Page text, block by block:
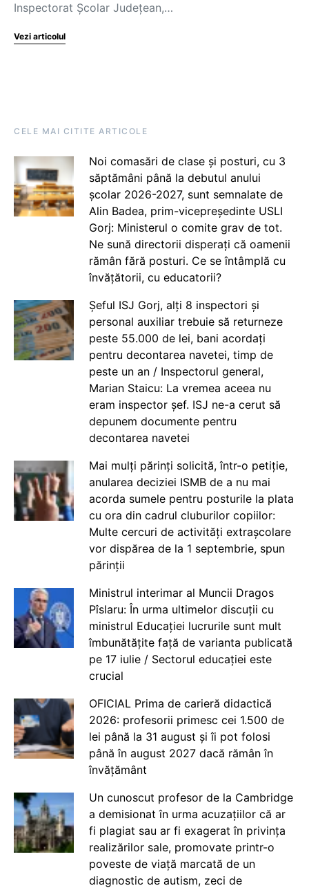
Inspectorat Școlar Județean,…
Vezi articolul
CELE MAI CITITE ARTICOLE
Noi comasări de clase și posturi, cu 3
săptămâni până la debutul anului
școlar 2026-2027, sunt semnalate de
Alin Badea, prim-vicepreședinte USLI
Gorj: Ministerul o comite grav de tot.
Ne sună directorii disperați că oamenii
rămân fără posturi. Ce se întâmplă cu
învățătorii, cu educatorii?
Șeful ISJ Gorj, alți 8 inspectori și
personal auxiliar trebuie să returneze
peste 55.000 de lei, bani acordați
pentru decontarea navetei, timp de
peste un an / Inspectorul general,
Marian Staicu: La vremea aceea nu
eram inspector șef. ISJ ne-a cerut să
depunem documente pentru
decontarea navetei
Mai mulți părinți solicită, într-o petiție,
anularea deciziei ISMB de a nu mai
acorda sumele pentru posturile la plata
cu ora din cadrul cluburilor copiilor:
Multe cercuri de activități extrașcolare
vor dispărea de la 1 septembrie, spun
părinții
Ministrul interimar al Muncii Dragos
Pîslaru: În urma ultimelor discuții cu
ministrul Educației lucrurile sunt mult
îmbunătățite față de varianta publicată
pe 17 iulie / Sectorul educației este
crucial
OFICIAL Prima de carieră didactică
2026: profesorii primesc cei 1.500 de
lei până la 31 august și îi pot folosi
până în august 2027 dacă rămân în
învățământ
Un cunoscut profesor de la Cambridge
a demisionat în urma acuzațiilor că ar
fi plagiat sau ar fi exagerat în privința
realizărilor sale, promovate printr-o
poveste de viață marcată de un
diagnostic de autism, zeci de